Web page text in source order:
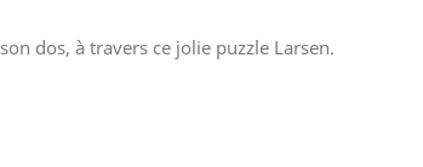
dos, à travers ce jolie puzzle Larsen.